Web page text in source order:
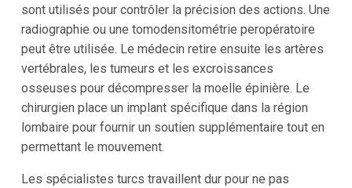
sont utilisés pour contrôler la précision des actions. Une
radiographie ou une tomodensitométrie peropératoire
peut être utilisée. Le médecin retire ensuite les artères
vertébrales, les tumeurs et les excroissances
osseuses pour décompresser la moelle épinière. Le
chirurgien place un implant spécifique dans la région
lombaire pour fournir un soutien supplémentaire tout en
permettant le mouvement.
Les spécialistes turcs travaillent dur pour ne pas